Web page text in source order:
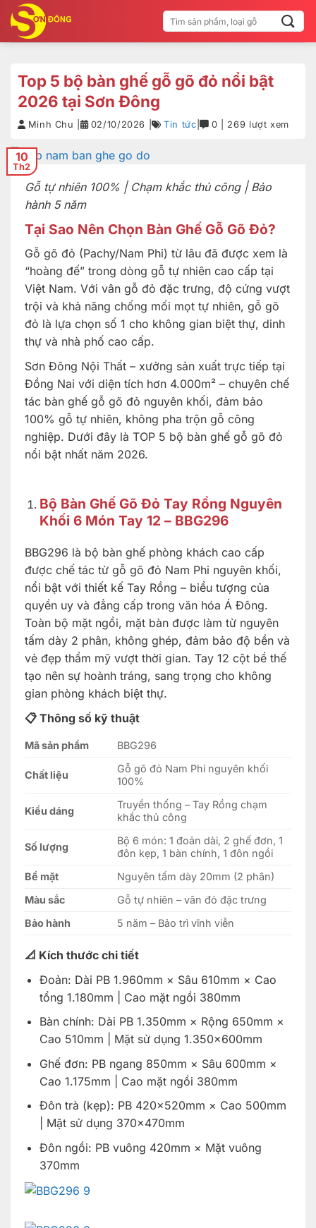
qua
nội
Tìm
kiếm:
Top 5 bộ bàn ghế gỗ gõ đỏ nổi bật
2026 tại Sơn Đông
Minh Chu | 02/10/2026 | Tin tức | 0 | 269 lượt xem
10
Th2
Gỗ tự nhiên 100% | Chạm khắc thủ công | Bảo
hành 5 năm
Tại Sao Nên Chọn Bàn Ghế Gỗ Gõ Đỏ?
Gỗ gõ đỏ (Pachy/Nam Phi) từ lâu đã được xem là
“hoàng đế” trong dòng gỗ tự nhiên cao cấp tại
Việt Nam. Với vân gỗ đỏ đặc trưng, độ cứng vượt
trội và khả năng chống mối mọt tự nhiên, gỗ gõ
đỏ là lựa chọn số 1 cho không gian biệt thự, dinh
thự và nhà phố cao cấp.
Sơn Đông Nội Thất – xưởng sản xuất trực tiếp tại
Đồng Nai với diện tích hơn 4.000m² – chuyên chế
tác bàn ghế gỗ gõ đỏ nguyên khối, đảm bảo
100% gỗ tự nhiên, không pha trộn gỗ công
nghiệp. Dưới đây là TOP 5 bộ bàn ghế gỗ gõ đỏ
nổi bật nhất năm 2026.
Bộ Bàn Ghế Gõ Đỏ Tay Rồng Nguyên
Khối 6 Món Tay 12 – BBG296
BBG296 là bộ bàn ghế phòng khách cao cấp
được chế tác từ gỗ gõ đỏ Nam Phi nguyên khối,
nổi bật với thiết kế Tay Rồng – biểu tượng của
quyền uy và đẳng cấp trong văn hóa Á Đông.
Toàn bộ mặt ngồi, mặt bàn được làm từ nguyên
tấm dày 2 phân, không ghép, đảm bảo độ bền và
vẻ đẹp thẩm mỹ vượt thời gian. Tay 12 cột bề thế
tạo nên sự hoành tráng, sang trọng cho không
gian phòng khách biệt thự.
📋 Thông số kỹ thuật
Mã sản phẩm BBG296
Chất liệu
Gỗ gõ đỏ Nam Phi nguyên khối
100%
Kiểu dáng
Truyền thống – Tay Rồng chạm
khắc thủ công
Số lượng
Bộ 6 món: 1 đoản dài, 2 ghế đơn, 1
đôn kẹp, 1 bàn chính, 1 đôn ngồi
Bề mặt
Nguyên tấm dày 20mm (2 phân)
Màu sắc
Gỗ tự nhiên – vân đỏ đặc trưng
Bảo hành
5 năm – Bảo trì vĩnh viễn
📐 Kích thước chi tiết
Đoản: Dài PB 1.960mm × Sâu 610mm × Cao
tổng 1.180mm | Cao mặt ngồi 380mm
Bàn chính: Dài PB 1.350mm × Rộng 650mm ×
Cao 510mm | Mặt sử dụng 1.350×600mm
Ghế đơn: PB ngang 850mm × Sâu 600mm ×
Cao 1.175mm | Cao mặt ngồi 380mm
Đôn trà (kẹp): PB 420×520mm × Cao 500mm
| Mặt sử dụng 370×470mm
Đôn ngồi: PB vuông 420mm × Mặt vuông
370mm